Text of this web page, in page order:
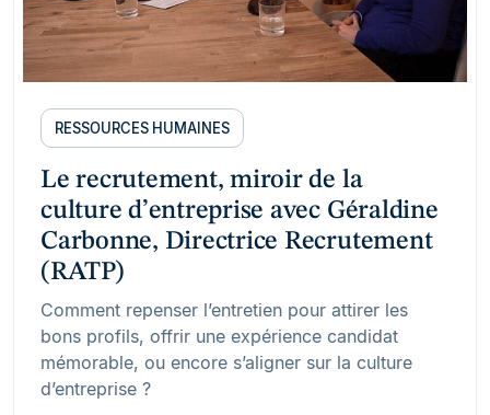
RESSOURCES HUMAINES
Le recrutement, miroir de la
culture d’entreprise avec Géraldine
Carbonne, Directrice Recrutement
(RATP)
Comment repenser l’entretien pour attirer les
bons profils, offrir une expérience candidat
mémorable, ou encore s’aligner sur la culture
d’entreprise ?